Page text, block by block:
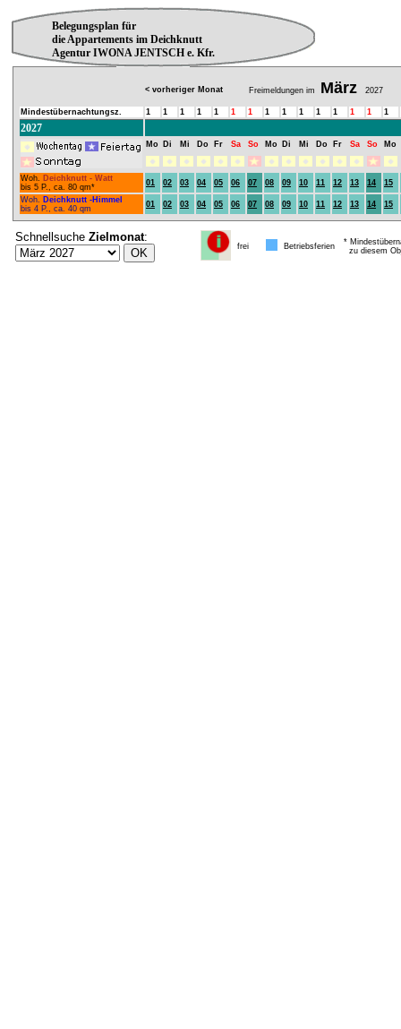
Belegungsplan für
die Appartements im Deichknutt
Agentur IWONA JENTSCH e. Kfr.
< vorheriger Monat Freimeldungen im März 2027
Mindestübernachtungsz. 1 1 1 1 1 1 1 1 1 1 1 1 1 1 1
2027
Mo Di Mi Do Fr Sa So Mo Di Mi Do Fr Sa So Mo
Woh. Deichknutt - Watt
bis 5 P., ca. 80 qm*
01 02 03 04 05 06 07 08 09 10 11 12 13 14
15
Woh. Deichknutt -Himmel
bis 4 P., ca. 40 qm
01 02 03 04 05 06 07 08 09 10 11 12 13 14 15
Schnellsuche Zielmonat:
frei Betriebsferien
*
zu diesem